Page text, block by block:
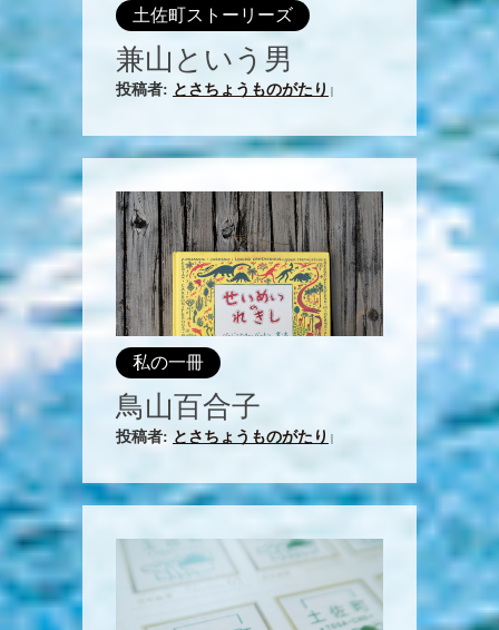
土佐町ストーリーズ
兼山という男
投稿者: とさちょうものがたり
私の一冊
鳥山百合子
投稿者: とさちょうものがたり